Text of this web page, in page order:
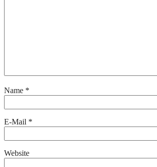
Name *
E-Mail *
Website